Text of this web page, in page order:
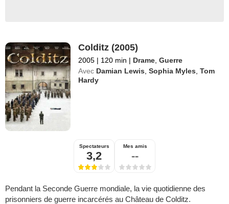
Colditz (2005)
2005 | 120 min | Drame ,Guerre
Avec Damian Lewis ,Sophia Myles ,Tom
Hardy
Spectateurs
3,2
Mes amis
--
Pendant la Seconde Guerre mondiale, la vie quotidienne des
prisonniers de guerre incarcérés au Château de Colditz.